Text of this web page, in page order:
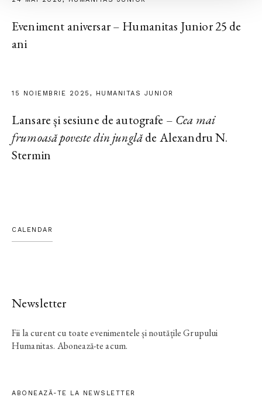
Eveniment aniversar – Humanitas Junior 25 de
ani
15 NOIEMBRIE 2025, HUMANITAS JUNIOR
Lansare și sesiune de autografe – Cea mai
frumoasă poveste din junglăde Alexandru N.
Stermin
CALENDAR
Newsletter
Fii la curent cu toate evenimentele și noutățile Grupului
Humanitas. Abonează-te acum.
ABONEAZĂ-TE LA NEWSLETTER